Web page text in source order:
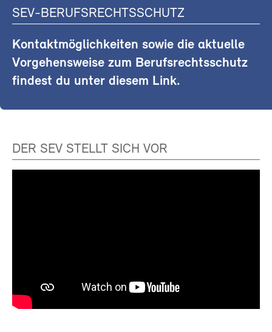
SEV-BERUFSRECHTSSCHUTZ
Kontaktmöglichkeiten sowie die aktuelle
Vorgehensweise zum Berufsrechtsschutz
findest du unter diesem Link.
DER SEV STELLT SICH VOR